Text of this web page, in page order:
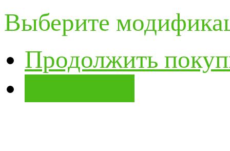
Выберите
Продолжить